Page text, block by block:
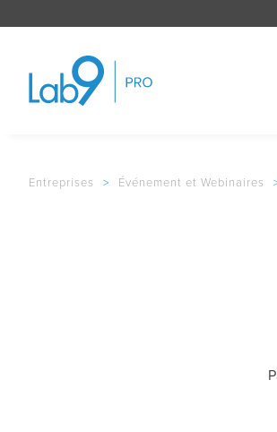
Entreprises > Événement et Webinaires